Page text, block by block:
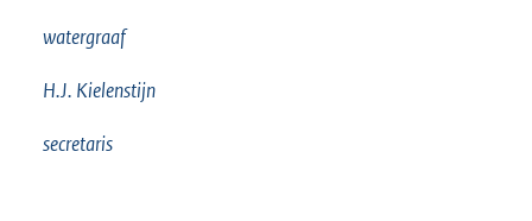
watergraaf
H.J. Kielenstijn
secretaris